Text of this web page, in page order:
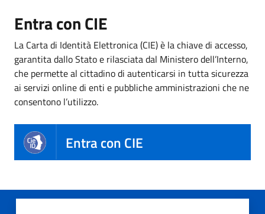
Entra con CIE
La Carta di Identità Elettronica (CIE) è la chiave di accesso,
garantita dallo Stato e rilasciata dal Ministero dell’Interno,
che permette al cittadino di autenticarsi in tutta sicurezza
ai servizi online di enti e pubbliche amministrazioni che ne
consentono l’utilizzo.
Entra con CIE